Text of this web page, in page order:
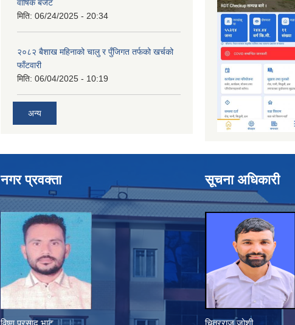
वार्षिक बजेट
मिति: 06/24/2025 - 20:34
२०८२ बैशाख महिनाको चालु र पुँजिगत तर्फको खर्चको
फाँटवारी
मिति: 06/04/2025 - 10:19
अन्य
नगर प्रवक्ता सूचना अधिकारी